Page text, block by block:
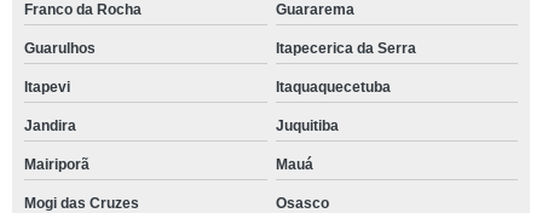
Franco da Rocha Guararema
Guarulhos Itapecerica da Serra
Itapevi Itaquaquecetuba
Jandira Juquitiba
Mairiporã Mauá
Mogi das Cruzes Osasco